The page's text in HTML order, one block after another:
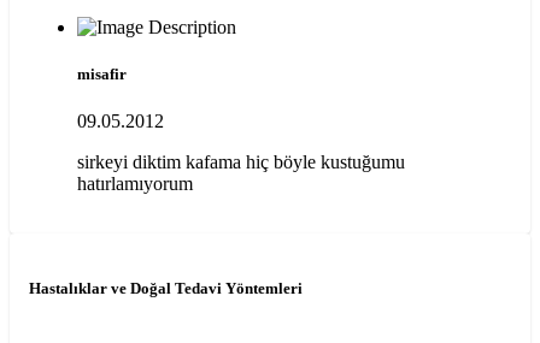
misafir
09.05.2012
sirkeyi diktim kafama hiç böyle kustuğumu
hatırlamıyorum
Hastalıklar ve Doğal Tedavi Yöntemleri